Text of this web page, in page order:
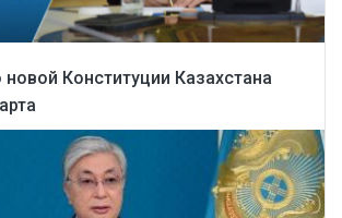
Конституции Казахстана